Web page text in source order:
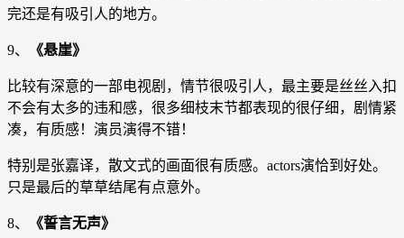
完还是有吸引人的地方。
9、 《悬崖》
比较有深意的一部电视剧，情节很吸引人，最主要是丝丝入扣
不会有太多的违和感，很多细枝末节都表现的很仔细，剧情紧
凑，有质感！演员演得不错！
特别是张嘉译，散文式的画面很有质感。actors演恰到好处。
只是最后的草草结尾有点意外。
8、 《誓言无声》